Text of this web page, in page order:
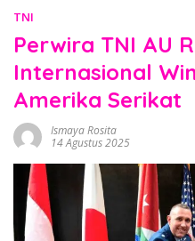
TNI
Perwira TNI AU
Internasional
Amerika Serikat
Ismaya Rosita
14 Agustus 2025